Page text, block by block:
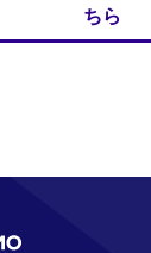
ちら